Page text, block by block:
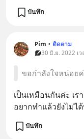
บันทึก
Pim • ติดตาม
30 มิ.ย. 2022 เ
ขอกำลังใจหน่อย
เป็นเหมือนกันค่ะ เร
อยากทำแล้วยังไม่ไ
บันทึก